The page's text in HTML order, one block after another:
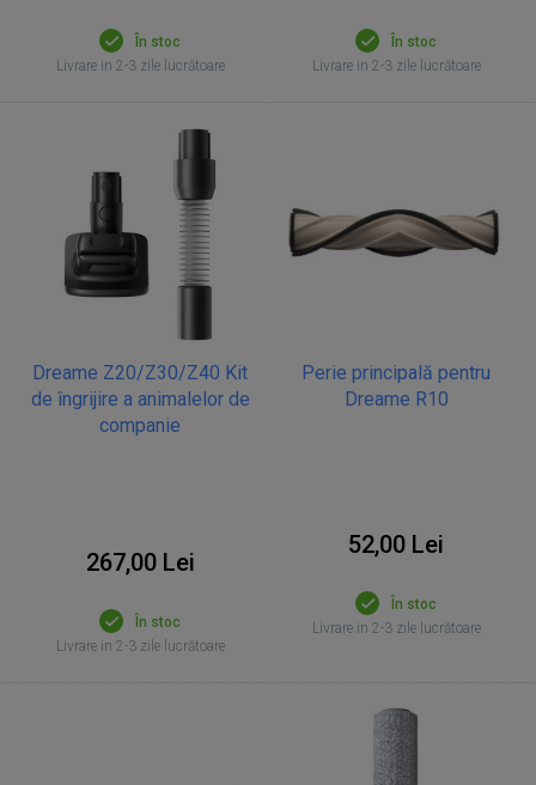
În stoc
Livrare in 2-3 zile lucrătoare
În stoc
Livrare in 2-3 zile lucrătoare
Dreame Z20/Z30/Z40 Kit
de îngrijire a animalelor de
companie
267,00 Lei
În stoc
Livrare in 2-3 zile lucrătoare
Perie principală pentru
Dreame R10
52,00 Lei
În stoc
Livrare in 2-3 zile lucrătoare